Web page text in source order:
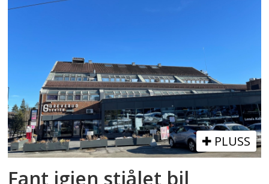
PLUSS
Fant igjen stjålet bil